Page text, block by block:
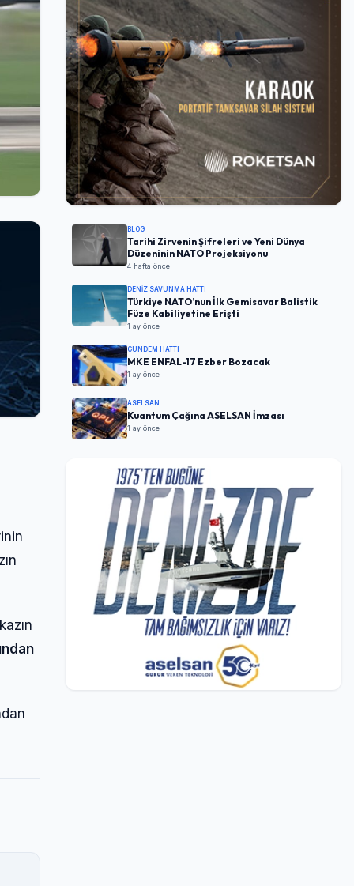
BLOG
Tarihi Zirvenin Şifreleri ve Yeni Dünya
Düzeninin NATO Projeksiyonu
4 hafta önce
DENIZ SAVUNMA HATTI
Türkiye NATO’nun İlk Gemisavar Balistik
Füze Kabiliyetine Erişti
1 ay önce
GÜNDEM HATTI
MKE ENFAL-17 Ezber Bozacak
1 ay önce
ASELSAN
Kuantum Çağına ASELSAN İmzası
1 ay önce